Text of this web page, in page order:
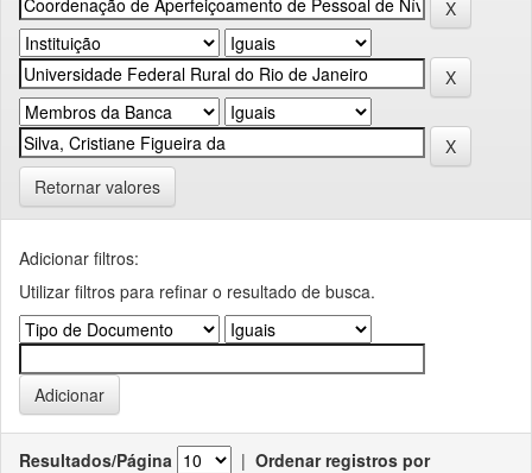
Retornar valores
Adicionar filtros:
Utilizar filtros para refinar o resultado de busca.
Resultados/Página | Ordenar registros por